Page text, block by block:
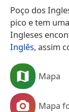
Poço dos
pico e tem
Ingleses
Inglês, assim
Mapa
Mapa